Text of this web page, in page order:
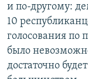
и по-другому:
10
голосования по
было
достаточно